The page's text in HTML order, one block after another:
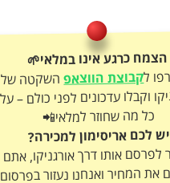
הצמח כרגע אינו במלאי🌱
לקבוצת הווצאפהשקטה של
אורגניקו וקבלו עדכונים לפני כולם – על
כל מה שחוזר למלאי📲
יש לכם אריסימון למכירה?
אותו דרך אורגניקו, אתם
את המחיר ואנחנו נעזור בפרסום